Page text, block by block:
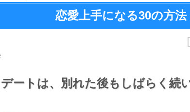
恋愛上手になる30の方法
デートは、 別れた後もしばらく続